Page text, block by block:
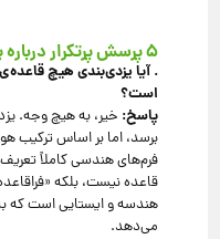
۵ پرسش پرتکرار درباره یزدی‌بندی (FAQ)
.آیا یزدی‌بندی هیچ
است؟
پاسخ: خیر، به هیچ وجه.
برسد، اما بر اساس ترکیب
فرم‌های هندسی کاملاً
قاعده نیست، بلکه
هندسه و ایستایی است که به
می‌دهد.